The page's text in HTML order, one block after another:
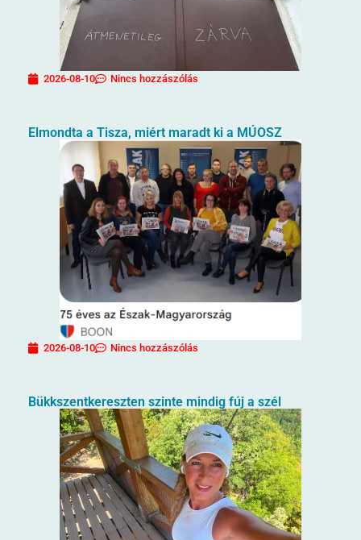
2026-08-10 Nincs hozzászólás
Elmondta a Tisza, miért maradt ki a MÚOSZ
2026-08-10 Nincs hozzászólás
Bükkszentkereszten szinte mindig fúj a szél